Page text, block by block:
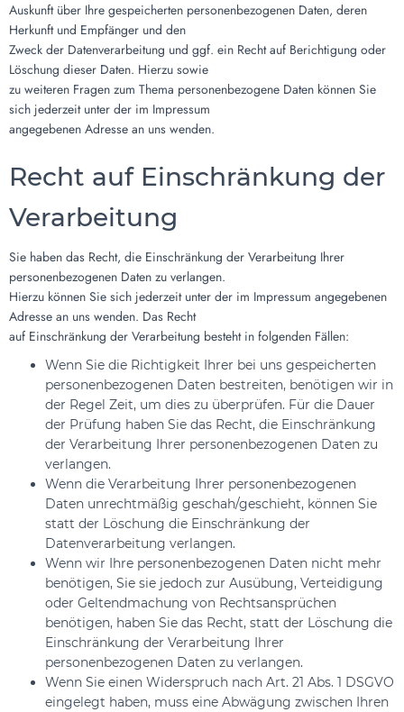
Auskunft über Ihre gespeicherten personenbezogenen Daten, deren
Herkunft und Empfänger und den
Zweck der Datenverarbeitung und ggf. ein Recht auf Berichtigung oder
Löschung dieser Daten. Hierzu sowie
zu weiteren Fragen zum Thema personenbezogene Daten können Sie
sich jederzeit unter der im Impressum
angegebenen Adresse an uns wenden.
Recht auf Einschränkung der
Verarbeitung
Sie haben das Recht, die Einschränkung der Verarbeitung Ihrer
personenbezogenen Daten zu verlangen.
Hierzu können Sie sich jederzeit unter der im Impressum angegebenen
Adresse an uns wenden. Das Recht
auf Einschränkung der Verarbeitung besteht in folgenden Fällen:
Wenn Sie die Richtigkeit Ihrer bei uns gespeicherten
personenbezogenen Daten bestreiten, benötigen wir in
der Regel Zeit, um dies zu überprüfen. Für die Dauer
der Prüfung haben Sie das Recht, die Einschränkung
der Verarbeitung Ihrer personenbezogenen Daten zu
verlangen.
Wenn die Verarbeitung Ihrer personenbezogenen
Daten unrechtmäßig geschah/geschieht, können Sie
statt der Löschung die Einschränkung der
Datenverarbeitung verlangen.
Wenn wir Ihre personenbezogenen Daten nicht mehr
benötigen, Sie sie jedoch zur Ausübung, Verteidigung
oder Geltendmachung von Rechtsansprüchen
benötigen, haben Sie das Recht, statt der Löschung die
Einschränkung der Verarbeitung Ihrer
personenbezogenen Daten zu verlangen.
Wenn Sie einen Widerspruch nach Art. 21 Abs. 1 DSGVO
eingelegt haben, muss eine Abwägung zwischen Ihren